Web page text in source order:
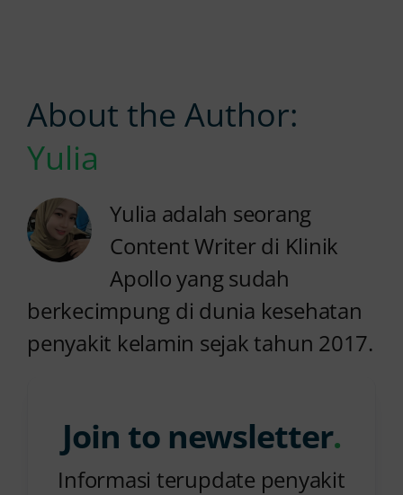
Join to newsletter.
Informasi terupdate penyakit
About the Author:
Yulia
Yulia adalah seorang
Content Writer di Klinik
Apollo yang sudah
berkecimpung di dunia kesehatan
penyakit kelamin sejak tahun 2017.